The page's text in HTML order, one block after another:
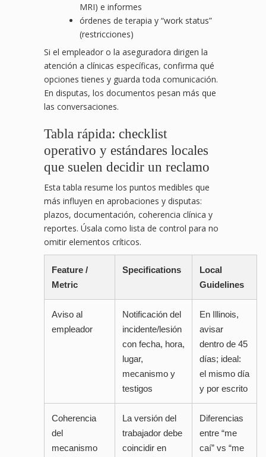
MRI) e informes
órdenes de terapia y “work status”
(restricciones)
Si el empleador o la aseguradora dirigen la
atención a clínicas específicas, confirma qué
opciones tienes y guarda toda comunicación.
En disputas, los documentos pesan más que
las conversaciones.
Tabla rápida: checklist
operativo y estándares locales
que suelen decidir un reclamo
Esta tabla resume los puntos medibles que
más influyen en aprobaciones y disputas:
plazos, documentación, coherencia clínica y
reportes. Úsala como lista de control para no
omitir elementos críticos.
Feature /
Metric
Specifications
Local
Guidelines
Aviso al
empleador
Notificación del
incidente/lesión
con fecha, hora,
lugar,
mecanismo y
testigos
En Illinois,
avisar
dentro de 45
días; ideal:
el mismo día
y por escrito
Coherencia
del
mecanismo
La versión del
trabajador debe
coincidir en
Diferencias
entre “me
caí” vs “me